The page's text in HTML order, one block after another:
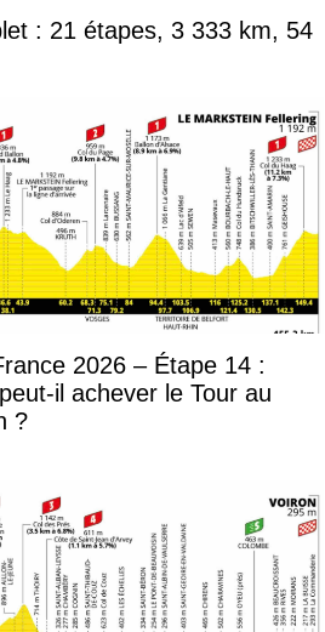
: 21 étapes, 3 333 km, 54
2026 – Étape 14 :
il achever le Tour au
?